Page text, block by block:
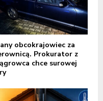
obcokrajowiec za
Prokurator z
chce surowej